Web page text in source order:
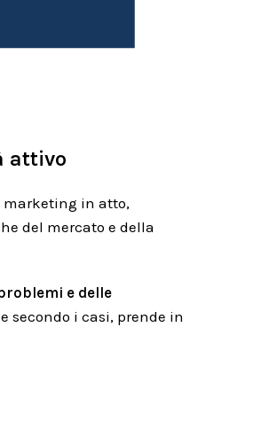
attivo
marketing in atto,
del mercato e della
e delle
secondo i casi, prende in